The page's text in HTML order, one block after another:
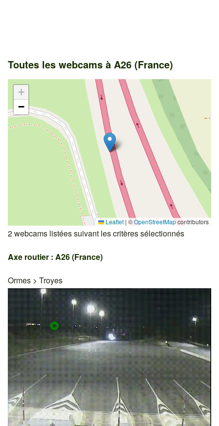
Toutes les webcams à A26 (France)
+
−
Leaflet | ©OpenStreetMapcontributors
2 webcams listées suivant les critères sélectionnés
Axe routier : A26 (France)
Ormes > Troyes